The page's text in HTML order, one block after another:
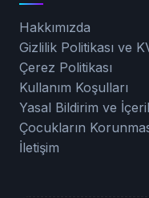
Hakkımızda
Gizlilik Politikası ve
Çerez Politikası
Kullanım Koşulları
Yasal Bildirim ve
Çocukların
İletişim